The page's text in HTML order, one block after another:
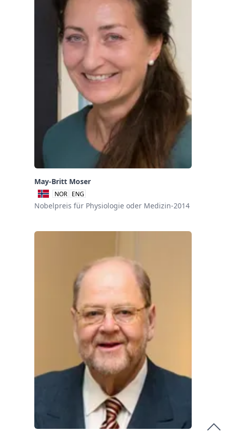
May-Britt Moser
NOR ENG
Nobelpreis für Physiologie oder Medizin-2014